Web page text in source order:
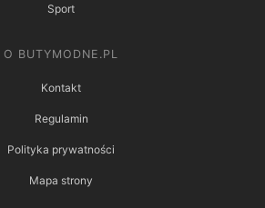
Sport
O BUTYMODNE.PL
Kontakt
Regulamin
Polityka prywatności
Mapa strony